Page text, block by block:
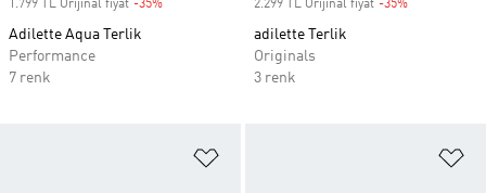
1.799 TL Orijinal fiyat -35%
Adilette Aqua Terlik
Performance
7 renk
2.299 TL Orijinal fiyat -35%
adilette Terlik
Originals
3 renk